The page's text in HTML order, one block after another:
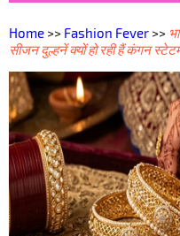
Home >> Fashion Fever >>
सीजन दुल्हनें क्यों हो रही हैं कंगन